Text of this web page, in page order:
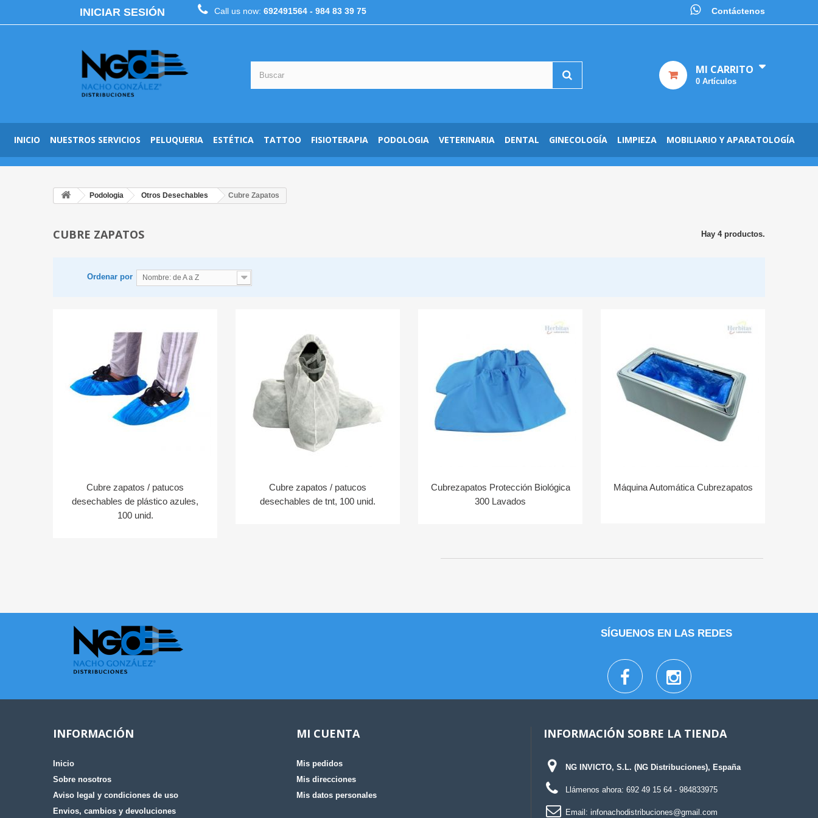
INICIAR SESIÓN Contáctenos
Call us now: 692491564 - 984 83 39 75
MI CARRITO
0 Artículos
INICIO NUESTROS SERVICIOS PELUQUERIA ESTÉTICA TATTOO FISIOTERAPIA PODOLOGIA VETERINARIA DENTAL GINECOLOGÍA LIMPIEZA MOBILIARIO Y APARATOLOGÍA
Podologia Otros Desechables Cubre Zapatos
CUBRE ZAPATOS Hay 4 productos.
Ordenar por Nombre: de A a Z
Cubre zapatos / patucos
desechables de plástico azules,
100 unid.
Cubre zapatos / patucos
desechables de tnt, 100 unid.
Cubrezapatos Protección Biológica
300 Lavados
Máquina Automática Cubrezapatos
SÍGUENOS EN LAS REDES
INFORMACIÓN
Inicio
Sobre nosotros
Aviso legal y condiciones de uso
Envios, cambios y devoluciones
MI CUENTA
Mis pedidos
Mis direcciones
Mis datos personales
INFORMACIÓN SOBRE LA TIENDA
NG INVICTO, S.L. (NG Distribuciones), España
Llámenos ahora: 692 49 15 64 - 984833975
Email: infonachodistribuciones@gmail.com